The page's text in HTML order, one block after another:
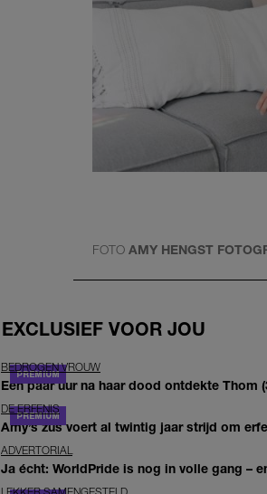
FOTO AMY HENGST
EXCLUSIEF VOOR JOU
BEDROGEN VROUW
Een paar uur na haar dood ontdekte
DE ERFENIS
Amy’s zus voert al twintig jaar strijd om
ADVERTORIAL
Ja écht: WorldPride is nog in volle gang –